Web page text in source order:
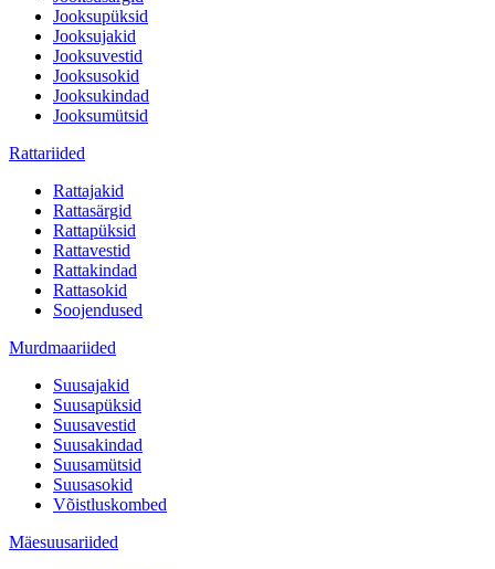
Jooksupüksid
Jooksujakid
Jooksuvestid
Jooksusokid
Jooksukindad
Jooksumütsid
Rattariided
Rattajakid
Rattasärgid
Rattapüksid
Rattavestid
Rattakindad
Rattasokid
Soojendused
Murdmaariided
Suusajakid
Suusapüksid
Suusavestid
Suusakindad
Suusamütsid
Suusasokid
Võistluskombed
Mäesuusariided